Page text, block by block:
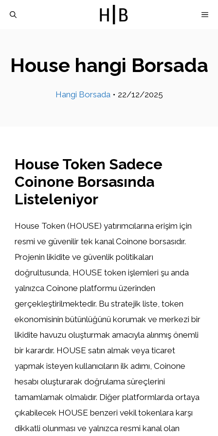
House hangi Borsada
Hangi Borsada • 22/12/2025
House Token Sadece
Coinone Borsasında
Listeleniyor
House Token (HOUSE) yatırımcılarına erişim için
resmi ve güvenilir tek kanal Coinone borsasıdır.
Projenin likidite ve güvenlik politikaları
doğrultusunda, HOUSE token işlemleri şu anda
yalnızca Coinone platformu üzerinden
gerçekleştirilmektedir. Bu stratejik liste, token
ekonomisinin bütünlüğünü korumak ve merkezi bir
likidite havuzu oluşturmak amacıyla alınmış önemli
bir karardır. HOUSE satın almak veya ticaret
yapmak isteyen kullanıcıların ilk adımı, Coinone
hesabı oluşturarak doğrulama süreçlerini
tamamlamak olmalıdır. Diğer platformlarda ortaya
çıkabilecek HOUSE benzeri vekil tokenlara karşı
dikkatli olunması ve yalnızca resmi kanal olan